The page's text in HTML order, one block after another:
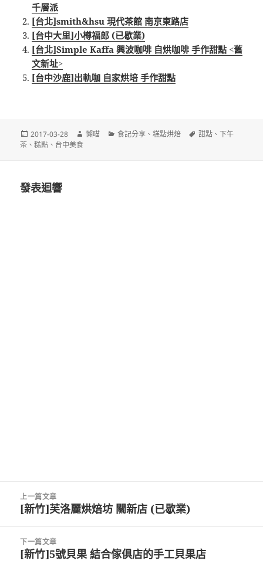
千層派
[台北]smith&hsu 現代茶館 南京東路店
[台中大里]小樽福郎 (已歇業)
[台北]Simple Kaffa 興波咖啡 自烘咖啡 手作甜點 <舊
文新址>
[台中沙鹿]出軌咖 自家烘培 手作甜點
發
佈
2017-03-28
作
懶喵
分
食記分享 、糕點烘焙
標
甜點 、下午
茶 、糕點 、 台中美食
發表迴響
上一篇文章
上
篇
文
[新竹]芙洛麗烘焙坊 關新店 (已歇業)
下一篇文章
下
[新竹]5號貝果 結合傢俱店的手工貝果店